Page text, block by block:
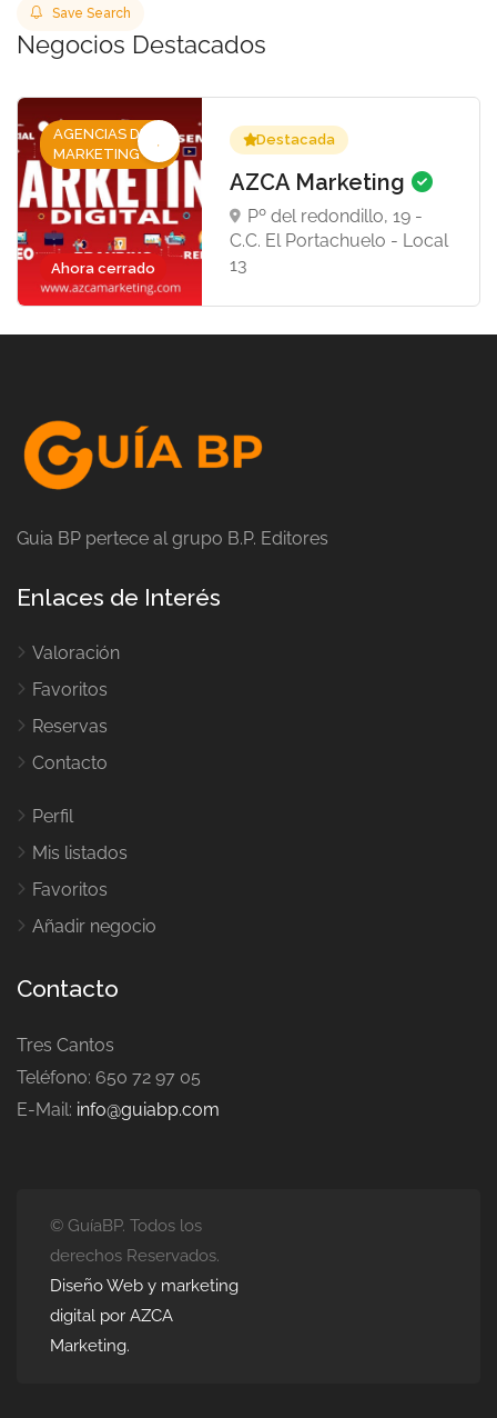
Save Search
Negocios Destacados
Ahora cerrado
AGENCIAS DE
MARKETING
Destacada
AZCA Marketing
Pº del redondillo, 19 -
C.C. El Portachuelo - Local
13
Guia BP pertece al grupo B.P. Editores
Enlaces de Interés
Valoración
Favoritos
Reservas
Contacto
Perfil
Mis listados
Favoritos
Añadir negocio
Contacto
Tres Cantos
Teléfono: 650 72 97 05
E-Mail: info@guiabp.com
© GuíaBP. Todos los
derechos Reservados.
Diseño Web y marketing
digital por AZCA
Marketing.